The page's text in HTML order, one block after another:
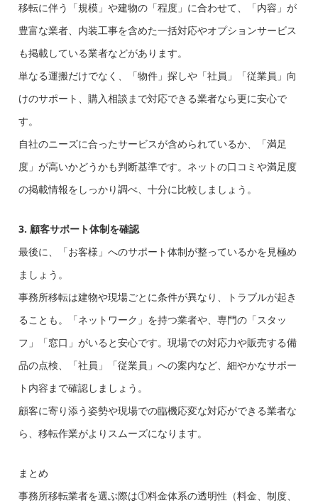
移転に伴う「規模」や建物の「程度」に合わせて、「内容」が
豊富な業者、内装工事を含めた一括対応やオプションサービス
も掲載している業者などがあります。
単なる運搬だけでなく、「物件」探しや「社員」「従業員」向
けのサポート、購入相談まで対応できる業者なら更に安心で
す。
自社のニーズに合ったサービスが含められているか、「満足
度」が高いかどうかも判断基準です。ネットの口コミや満足度
の掲載情報をしっかり調べ、十分に比較しましょう。
3. 顧客サポート体制を確認
最後に、「お客様」へのサポート体制が整っているかを見極め
ましょう。
事務所移転は建物や現場ごとに条件が異なり、トラブルが起き
ることも。「ネットワーク」を持つ業者や、専門の「スタッ
フ」「窓口」がいると安心です。現場での対応力や販売する備
品の点検、「社員」「従業員」への案内など、細やかなサポー
ト内容まで確認しましょう。
顧客に寄り添う姿勢や現場での臨機応変な対応ができる業者な
ら、移転作業がよりスムーズになります。
まとめ
事務所移転業者を選ぶ際は①料金体系の透明性（料金、制度、